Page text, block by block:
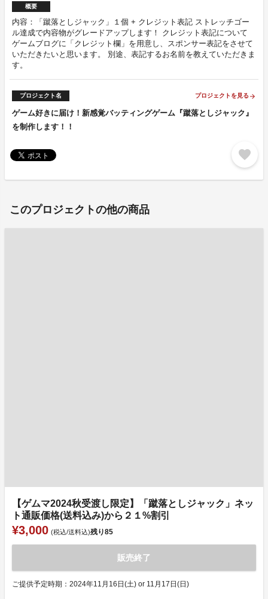
概要
内容：「蹴落としジャック」１個 + クレジット表記 ストレッチゴー
ル達成で内容物がグレードアップします！ クレジット表記について
ゲームブログに「クレジット欄」を用意し、スポンサー表記をさせて
いただきたいと思います。 別途、表記するお名前を教えていただきま
す。
プロジェクト名 プロジェクトを見る arrow_forward
ゲーム好きに届け！新感覚バッティングゲーム『蹴落としジャック』
を制作します！！
favorite
このプロジェクトの他の商品
【ゲムマ2024秋受渡し限定】「蹴落としジャック」ネッ
ト通販価格(送料込み)から２１%割引
¥3,000 (税込/送料込)残り85
販売終了
ご提供予定時期：2024年11月16日(土) or 11月17日(日)